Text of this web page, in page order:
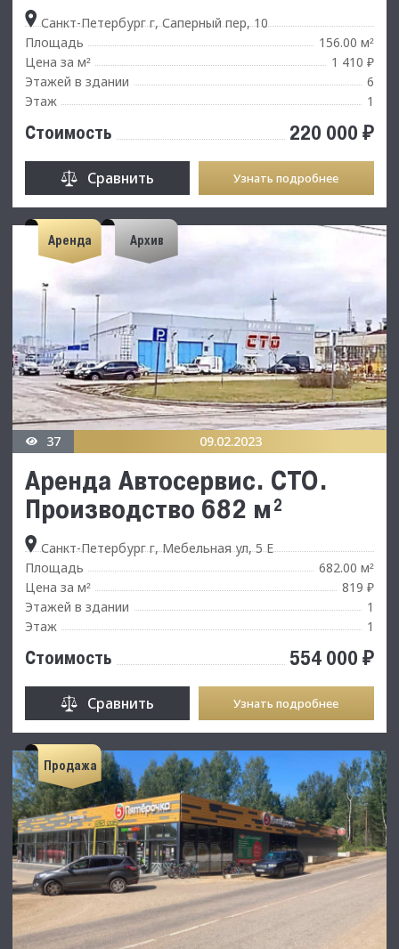
Санкт-Петербург г, Саперный пер, 10
Площадь
156.00 м²
Цена за м²
1 410 ₽
Этажей в здании
6
Этаж
1
Стоимость 220 000 ₽
Сравнить Узнать подробнее
Аренда Архив
37 09.02.2023
Аренда Автосервис. СТО.
Производство 682 м²
Санкт-Петербург г, Мебельная ул, 5 Е
Площадь
682.00 м²
Цена за м²
819 ₽
Этажей в здании
1
Этаж
1
Стоимость 554 000 ₽
Сравнить Узнать подробнее
Продажа